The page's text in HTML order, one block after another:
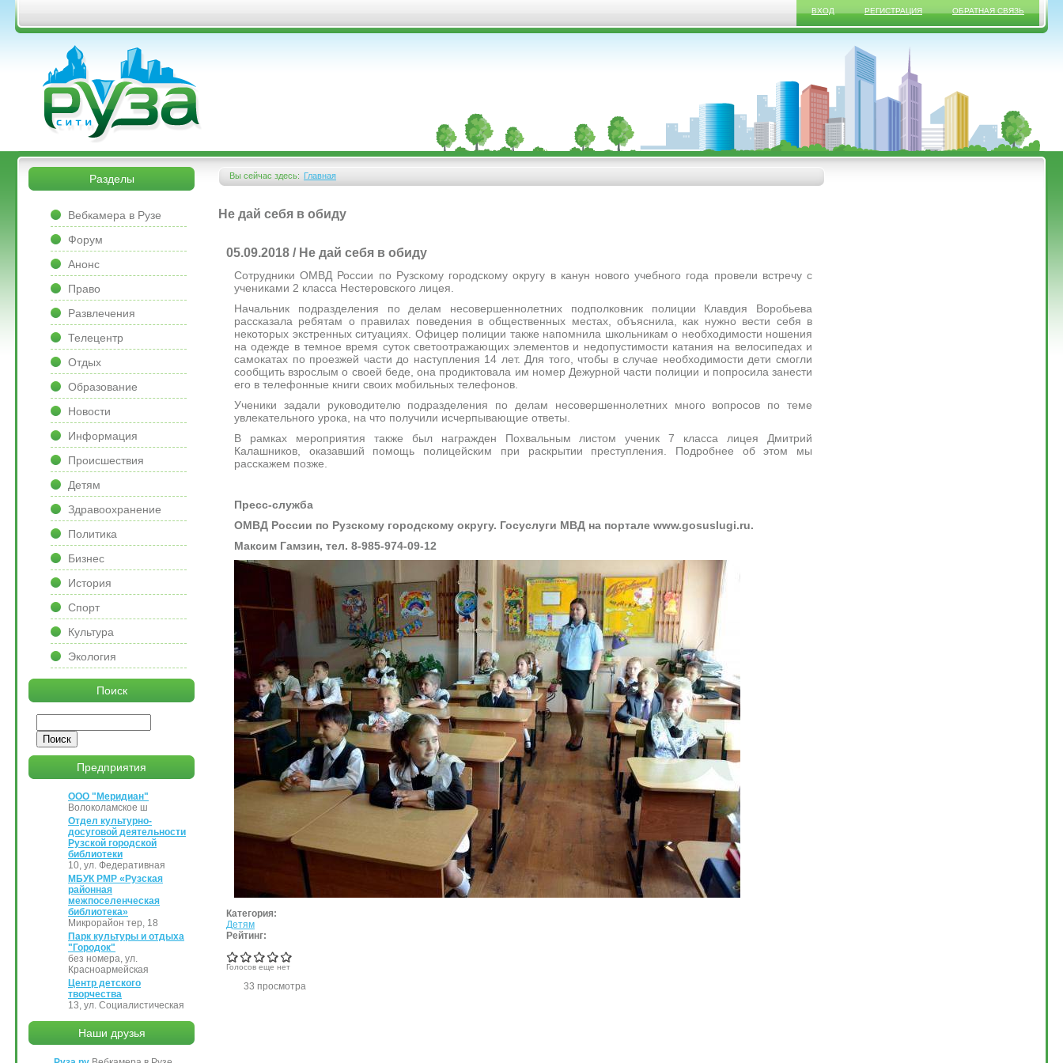
Перейти к основному содержанию ВХОД РЕГИСТРАЦИЯ ОБРАТНАЯ СВЯЗЬ
&bsps;
&bsps;
Вы сейчас здесь:
Вы здесь
Главная
Не дай себя в обиду
05.09.2018 / Не дай себя в обиду
Сотрудники ОМВД России по Рузскому городскому округу в канун нового учебного года провели встречу с
учениками 2 класса Нестеровского лицея.
Начальник подразделения по делам несовершеннолетних подполковник полиции Клавдия Воробьева
рассказала ребятам о правилах поведения в общественных местах, объяснила, как нужно вести себя в
некоторых экстренных ситуациях. Офицер полиции также напомнила школьникам о необходимости ношения
на одежде в темное время суток светоотражающих элементов и недопустимости катания на велосипедах и
самокатах по проезжей части до наступления 14 лет. Для того, чтобы в случае необходимости дети смогли
сообщить взрослым о своей беде, она продиктовала им номер Дежурной части полиции и попросила занести
его в телефонные книги своих мобильных телефонов.
Ученики задали руководителю подразделения по делам несовершеннолетних много вопросов по теме
увлекательного урока, на что получили исчерпывающие ответы.
В рамках мероприятия также был награжден Похвальным листом ученик 7 класса лицея Дмитрий
Калашников, оказавший помощь полицейским при раскрытии преступления. Подробнее об этом мы
расскажем позже.
Пресс-служба
ОМВД России по Рузскому городскому округу. Госуслуги МВД на портале www.gosuslugi.ru.
Максим Гамзин, тел. 8-985-974-09-12
Категория:
Детям
Рейтинг:
Голосов еще нет
33 просмотра
Разделы
Вебкамера в Рузе
Форум
Анонс
Право
Развлечения
Телецентр
Отдых
Образование
Новости
Информация
Происшествия
Детям
Здравоохранение
Политика
Бизнес
История
Спорт
Культура
Экология
Поиск
Предприятия
ООО "Меридиан"
Волоколамское ш
Отдел культурно-
досуговой деятельности
Рузской городской
библиотеки
10, ул. Федеративная
МБУК РМР «Рузская
районная
межпоселенческая
библиотека»
Микрорайон тер, 18
Парк культуры и отдыха
"Городок"
без номера, ул.
Красноармейская
Центр детского
творчества
13, ул. Социалистическая
Наши друзья